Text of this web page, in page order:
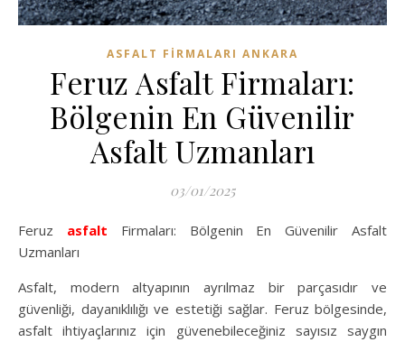
ASFALT FIRMALARI ANKARA
Feruz Asfalt Firmaları:
Bölgenin En Güvenilir
Asfalt Uzmanları
03/01/2025
Feruz asfalt Firmaları: Bölgenin En Güvenilir Asfalt
Uzmanları
Asfalt, modern altyapının ayrılmaz bir parçasıdır ve
güvenliği, dayanıklılığı ve estetiği sağlar. Feruz bölgesinde,
asfalt ihtiyaçlarınız için güvenebileceğiniz sayısız saygın